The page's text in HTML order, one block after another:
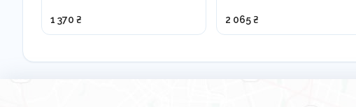
1 370 ₴ 2 065 ₴